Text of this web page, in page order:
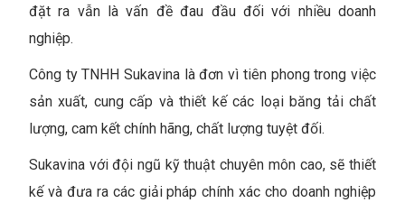
đặt ra vẫn là vấn đề đau đầu đối với nhiều doanh
nghiệp.
Công ty TNHH Sukavina là đơn vì tiên phong trong việc
sản xuất, cung cấp và thiết kế các loại băng tải chất
lượng, cam kết chính hãng, chất lượng tuyệt đối.
Sukavina với đội ngũ kỹ thuật chuyên môn cao, sẽ thiết
kế và đưa ra các giải pháp chính xác cho doanh nghiệp